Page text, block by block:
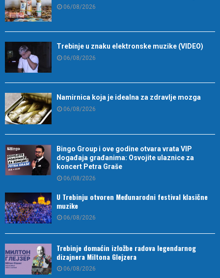
06/08/2026
Trebinje u znaku elektronske muzike (VIDEO)
06/08/2026
Namirnica koja je idealna za zdravlje mozga
06/08/2026
Bingo Group i ove godine otvara vrata VIP
događaja građanima: Osvojite ulaznice za
koncert Petra Graše
06/08/2026
U Trebinju otvoren Međunarodni festival klasične
muzike
06/08/2026
Trebinje domaćin izložbe radova legendarnog
dizajnera Miltona Glejzera
06/08/2026